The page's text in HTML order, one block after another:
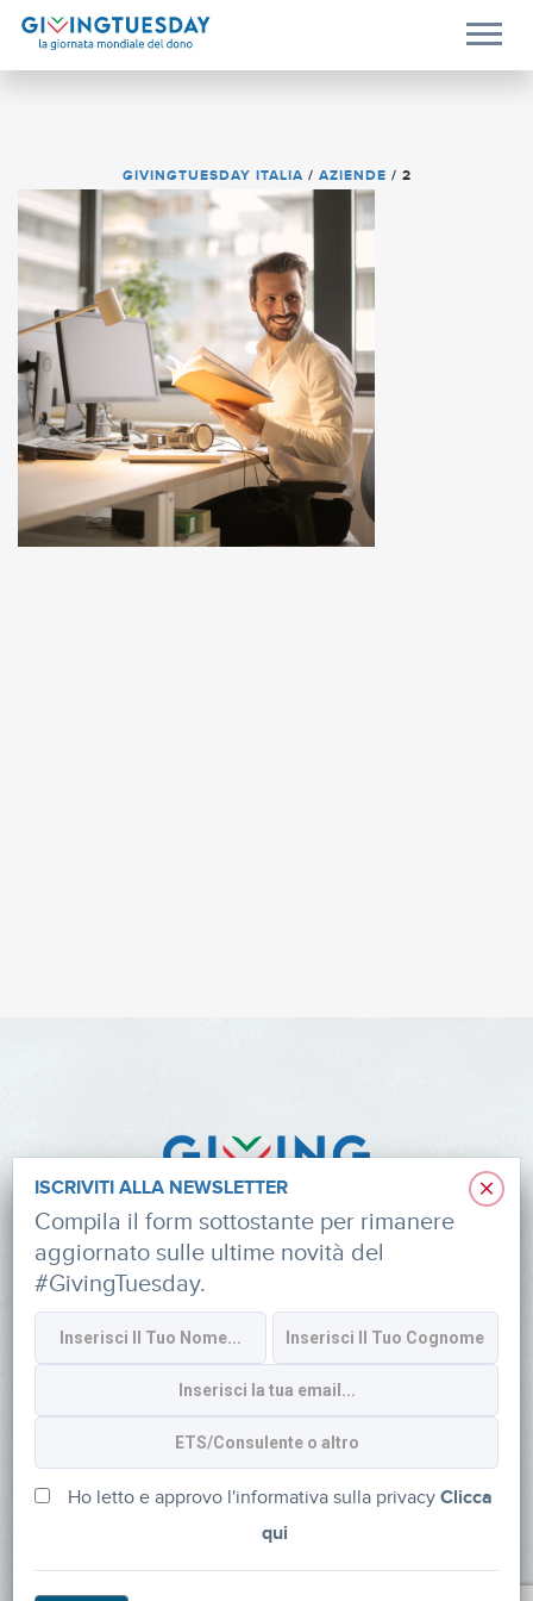
GIVINGTUESDAY ITALIA / AZIENDE / 2
Informativa sulla privacy
CONTATTI
via Roberto Lepetit 8/10 – 20124 Milano
info@fondazioneaifr.org
Tel: +39 02 47924880
×
ISCRIVITI ALLA NEWSLETTER
Compila il form sottostante per rimanere
aggiornato sulle ultime novità del
#GivingTuesday.
Ho letto e approvo l'informativa sulla privacyClicca
qui